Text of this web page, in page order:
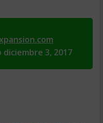
diciembre 3, 2017